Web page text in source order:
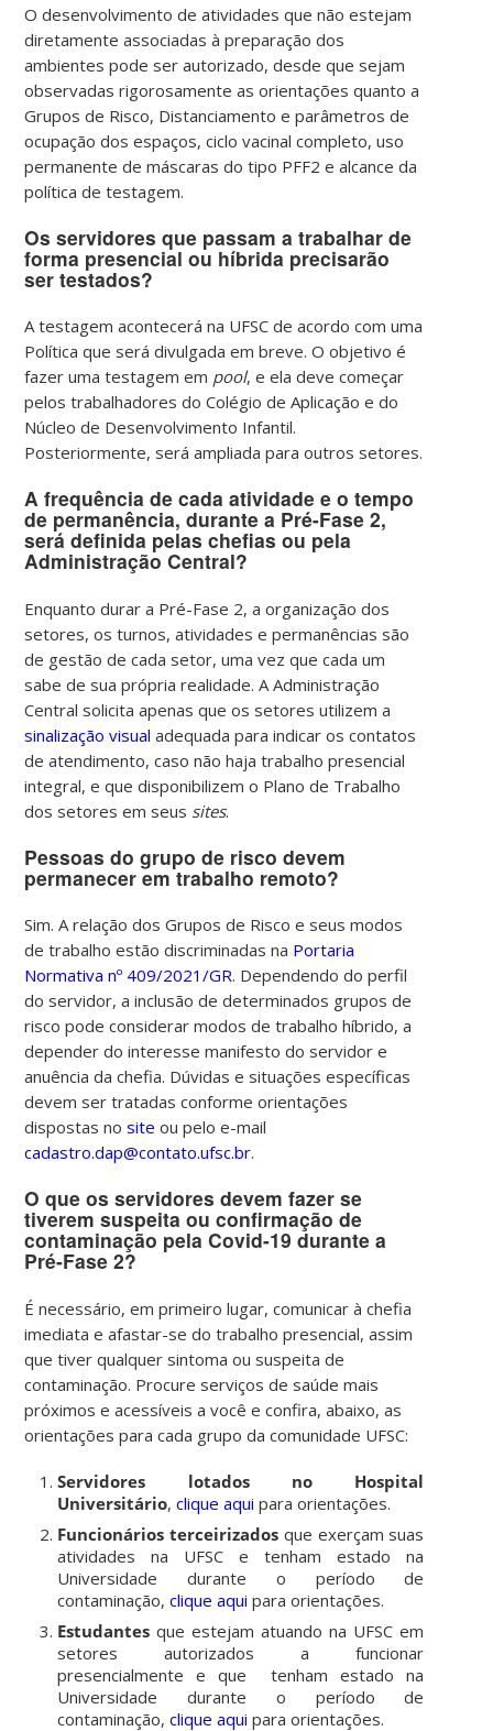
O desenvolvimento de atividades que não estejam
diretamente associadas à preparação dos
ambientes pode ser autorizado, desde que sejam
observadas rigorosamente as orientações quanto a
Grupos de Risco, Distanciamento e parâmetros de
ocupação dos espaços, ciclo vacinal completo, uso
permanente de máscaras do tipo PFF2 e alcance da
política de testagem.
Os servidores que passam a trabalhar de
forma presencial ou híbrida precisarão
ser testados?
A testagem acontecerá na UFSC de acordo com uma
Política que será divulgada em breve. O objetivo é
fazer uma testagem em pool, e ela deve começar
pelos trabalhadores do Colégio de Aplicação e do
Núcleo de Desenvolvimento Infantil.
Posteriormente, será ampliada para outros setores.
A frequência de cada atividade e o tempo
de permanência, durante a Pré-Fase 2,
será definida pelas chefias ou pela
Administração Central?
Enquanto durar a Pré-Fase 2, a organização dos
setores, os turnos, atividades e permanências são
de gestão de cada setor, uma vez que cada um
sabe de sua própria realidade.A Administração
Central solicita apenas que os setores utilizem a
sinalização visual adequada para indicar os contatos
de atendimento, caso não haja trabalho presencial
integral, e que disponibilizem o Plano de Trabalho
dos setores em seus sites.
Pessoas do grupo de risco devem
permanecer em trabalho remoto?
Sim. A relação dos Grupos de Risco e seus modos
de trabalho estão discriminadas na Portaria
Normativa nº 409/2021/GR. Dependendo do perfil
do servidor, a inclusão de determinados grupos de
risco pode considerar modos de trabalho híbrido, a
depender do interesse manifesto do servidor e
anuência da chefia. Dúvidas e situações específicas
devem ser tratadas conforme orientações
dispostas nosite ou pelo e-mail
cadastro.dap@contato.ufsc.br.
O que os servidores devem fazer se
tiverem suspeita ou confirmação de
contaminação pela Covid-19 durante a
Pré-Fase 2?
É necessário, em primeiro lugar, comunicar à chefia
imediata e afastar-se do trabalho presencial, assim
que tiver qualquer sintoma ou suspeita de
contaminação. Procure serviços de saúde mais
próximos e acessíveis a você e confira, abaixo, as
orientações para cada grupo da comunidade UFSC:
Servidores lotados no Hospital
Universitário,clique aqui para orientações.
Funcionários terceirizados que exerçam suas
atividades na UFSC e tenham estado na
Universidade durante o período de
contaminação,clique aqui para orientações.
Estudantes que estejam atuando na UFSC em
setores autorizados a funcionar
presencialmente e que tenham estado na
Universidade durante o período de
contaminação,clique aqui para orientações.